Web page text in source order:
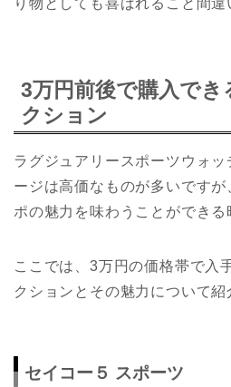
3万円前後で購入で
クション
ラグジュアリースポーツウォッ
ージは高価なものが多いですが
ポの魅力を味わうことができる
ここでは、3万円の価格帯で入
クションとその魅力について紹
セイコー５ スポーツ